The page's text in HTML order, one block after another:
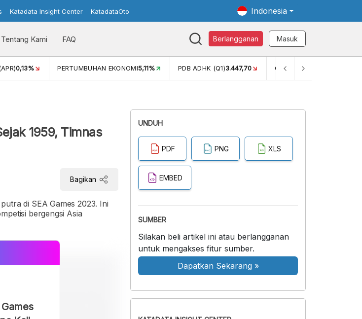
Katadata Insight Center KatadataOto Indonesia
Tentang Kami FAQ Berlangganan Masuk
0,13% PERTUMBUHAN EKONOMI5,11% PDB ADHK (Q1)3.447,70 GINI RASIO (SEM2)
1959, Timnas
Bagikan
di SEA Games 2023. Ini
bergengsi Asia
UNDUH
PDF PNG XLS
EMBED
SUMBER
Silakan beli artikel ini atau berlangganan
untuk mengakses fitur sumber.
Dapatkan Sekarang »